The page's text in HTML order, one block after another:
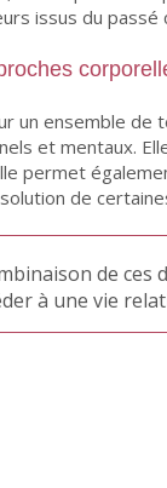
issus du
un ensemble de
et mentaux.
permet
de
de ces
à une vie